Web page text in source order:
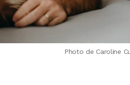
Photo de Caroline